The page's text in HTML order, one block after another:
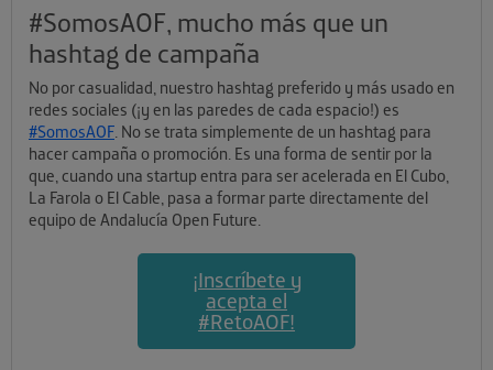
#SomosAOF, mucho más que un
hashtag de campaña
No por casualidad, nuestro hashtag preferido y más usado en
redes sociales (¡y en las paredes de cada espacio!) es
#SomosAOF. No se trata simplemente de un hashtag para
hacer campaña o promoción. Es una forma de sentir por la
que, cuando una startup entra para ser acelerada en El Cubo,
La Farola o El Cable, pasa a formar parte directamente del
equipo de Andalucía Open Future.
¡Inscríbete y
acepta el
#RetoAOF!